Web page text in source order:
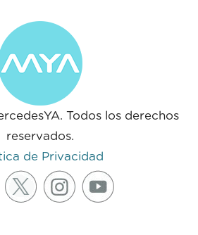
Todos los derechos
reservados.
de Privacidad